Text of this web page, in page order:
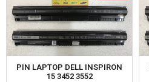
PIN LAPTOP DELL INSPIRON
15 3452 3552